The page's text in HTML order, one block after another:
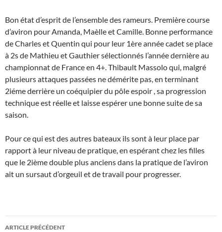
Bon état d’esprit de l’ensemble des rameurs. Première course
d’aviron pour Amanda, Maèlle et Camille. Bonne performance
de Charles et Quentin qui pour leur 1ère année cadet se place
à 2s de Mathieu et Gauthier sélectionnés l’année dernière au
championnat de France en 4+. Thibault Massolo qui, malgré
plusieurs attaques passées ne démérite pas, en terminant
2iéme derrière un coéquipier du pôle espoir , sa progression
technique est réelle et laisse espérer une bonne suite de sa
saison.
Pour ce qui est des autres bateaux ils sont à leur place par
rapport à leur niveau de pratique, en espérant chez les filles
que le 2ième double plus anciens dans la pratique de l’aviron
ait un sursaut d’orgeuil et de travail pour progresser.
Navigation
ARTICLE PRÉCÉDENT